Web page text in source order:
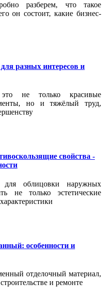
разберем, что такое
он состоит, какие бизнес-
разных интересов и
не только красивые
но и тяжёлый труд,
свойства -
облицовки наружных
не только эстетические
особенности и
отделочный материал,
и ремонте